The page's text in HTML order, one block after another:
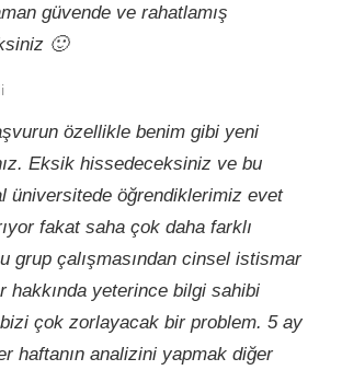
güvende ve rahatlamış
🙂
özellikle benim gibi yeni
Eksik hissedeceksiniz ve bu
üniversitede öğrendiklerimiz evet
fakat saha çok daha farklı
grup çalışmasından cinsel istismar
hakkında yeterince bilgi sahibi
çok zorlayacak bir problem. 5 ay
haftanın analizini yapmak diğer